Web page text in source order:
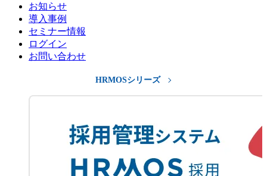
お知らせ
導入事例
セミナー情報
ログイン
お問い合わせ
HRMOSシリーズ